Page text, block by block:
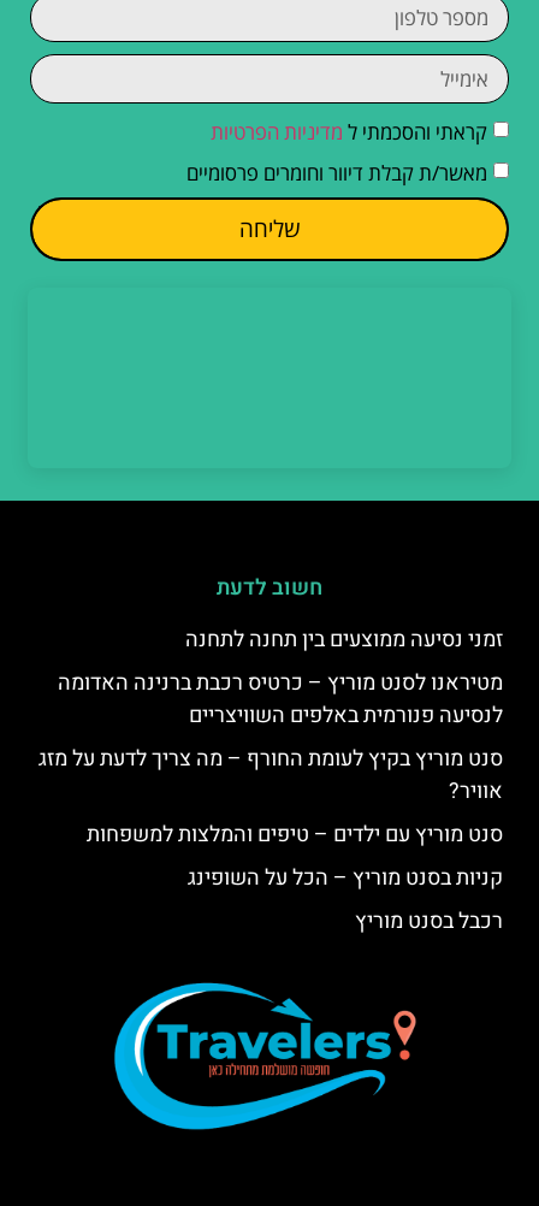
קראתי והסכמתי ל מדיניות הפרטיות
מאשר/ת קבלת דיוור וחומרים פרסומיים
שליחה
חשוב לדעת
זמני נסיעה ממוצעים בין תחנה לתחנה
מטיראנו לסנט מוריץ – כרטיס רכבת ברנינה האדומה
לנסיעה פנורמית באלפים השוויצריים
סנט מוריץ בקיץ לעומת החורף – מה צריך לדעת על מזג
אוויר?
סנט מוריץ עם ילדים – טיפים והמלצות למשפחות
קניות בסנט מוריץ – הכל על השופינג
רכבל בסנט מוריץ